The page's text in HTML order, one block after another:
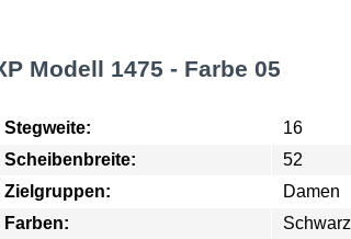
Modell 1475 - Farbe 05
Stegweite:
16
Scheibenbreite:
52
Zielgruppen:
Damen
Farben:
Schwarz